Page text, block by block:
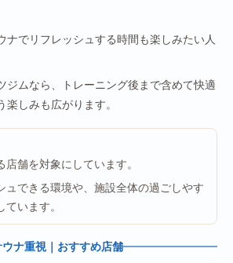
ナでリフレッシュする時間も楽しみたい人
ジムなら、トレーニング後まで含めて快適
しみも広がります。
舗を対象にしています。
ュできる環境や、施設全体の過ごしやす
います。
ウナ重視｜おすすめ店舗